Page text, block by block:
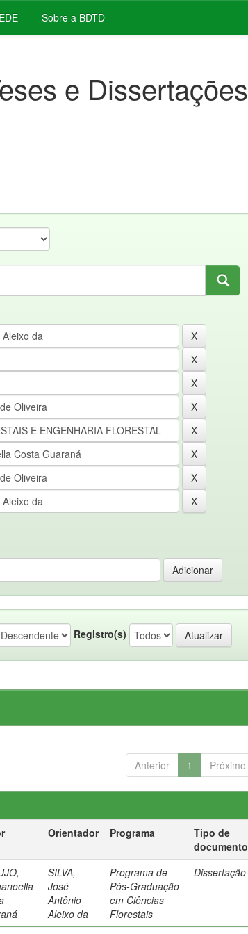
Sobre a BDTD
e Dissertações
Registro(s)
Anterior 1 Próximo
Orientador Programa
Tipo de
documento
SILVA,
José
Antônio
Aleixo da
Programa de
Pós-Graduação
em Ciências
Florestais
Dissertação